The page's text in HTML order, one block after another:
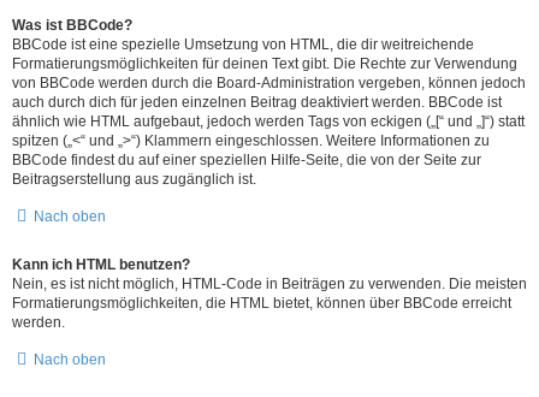
Was ist BBCode?
BBCode ist eine spezielle Umsetzung von HTML, die dir weitreichende
Formatierungsmöglichkeiten für deinen Text gibt. Die Rechte zur Verwendung
von BBCode werden durch die Board-Administration vergeben, können jedoch
auch durch dich für jeden einzelnen Beitrag deaktiviert werden. BBCode ist
ähnlich wie HTML aufgebaut, jedoch werden Tags von eckigen („[“ und „]“) statt
spitzen („<“ und „>“) Klammern eingeschlossen. Weitere Informationen zu
BBCode findest du auf einer speziellen Hilfe-Seite, die von der Seite zur
Beitragserstellung aus zugänglich ist.
Nach oben
Kann ich HTML benutzen?
Nein, es ist nicht möglich, HTML-Code in Beiträgen zu verwenden. Die meisten
Formatierungsmöglichkeiten, die HTML bietet, können über BBCode erreicht
werden.
Nach oben